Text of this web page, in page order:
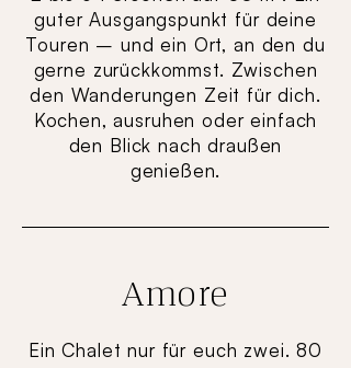
guter Ausgangspunkt für deine
Touren – und ein Ort, an den du
gerne zurückkommst. Zwischen
den Wanderungen Zeit für dich.
Kochen, ausruhen oder einfach
den Blick nach draußen
genießen.
Amore
Ein Chalet nur für euch zwei. 80